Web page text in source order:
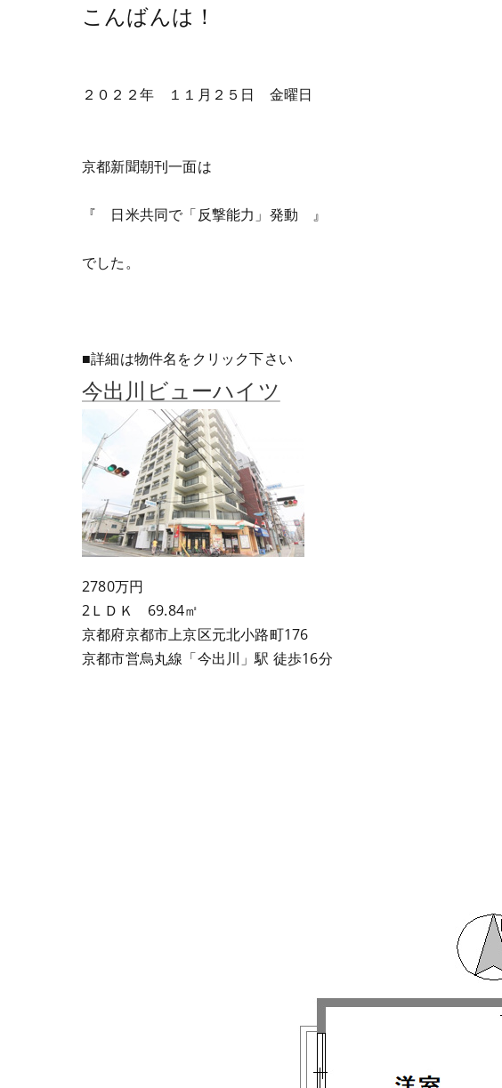
こんばんは！
２０２２年 １１月２５日 金曜日
京都新聞朝刊一面は
『 日米共同で「反撃能力」発動 』
でした。
■詳細は物件名をクリック下さい
今出川ビューハイツ
2780万円
2ＬＤＫ 69.84㎡
京都府京都市上京区元北小路町176
京都市営烏丸線「今出川」駅 徒歩16分